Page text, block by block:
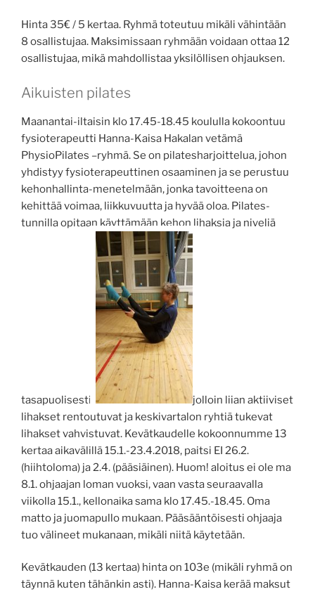
Hinta 35€ / 5 kertaa. Ryhmä toteutuu mikäli vähintään
8 osallistujaa. Maksimissaan ryhmään voidaan ottaa 12
osallistujaa, mikä mahdollistaa yksilöllisen ohjauksen.
Aikuisten pilates
Maanantai-iltaisin klo 17.45-18.45 koululla kokoontuu
fysioterapeutti Hanna-Kaisa Hakalan vetämä
PhysioPilates –ryhmä. Se on pilatesharjoittelua, johon
yhdistyy fysioterapeuttinen osaaminen ja se perustuu
kehonhallinta-menetelmään, jonka tavoitteena on
kehittää voimaa, liikkuvuutta ja hyvää oloa. Pilates-
tunnilla opitaan käyttämään kehon lihaksia ja niveliä
tasapuolisesti,
jolloin liian aktiiviset
lihakset rentoutuvat ja keskivartalon ryhtiä tukevat
lihakset vahvistuvat. Kevätkaudelle kokoonnumme 13
kertaa aikavälillä 15.1.-23.4.2018, paitsi EI 26.2.
(hiihtoloma) ja 2.4. (pääsiäinen). Huom! aloitus ei ole ma
8.1. ohjaajan loman vuoksi, vaan vasta seuraavalla
viikolla 15.1., kellonaika sama klo 17.45.-18.45. Oma
matto ja juomapullo mukaan. Pääsääntöisesti ohjaaja
tuo välineet mukanaan, mikäli niitä käytetään.
Kevätkauden (13 kertaa) hinta on 103e (mikäli ryhmä on
täynnä kuten tähänkin asti). Hanna-Kaisa kerää maksut